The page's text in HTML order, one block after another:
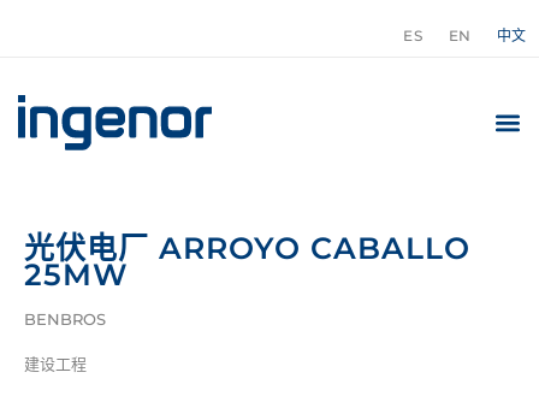
ES EN 中文
光伏电厂 ARROYO CABALLO
25MW
BENBROS
建设工程